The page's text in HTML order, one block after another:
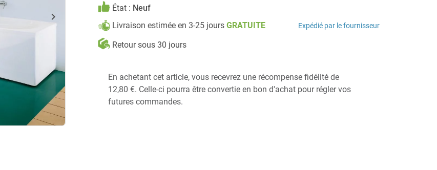
Suivant
keyboard_arrow_right
État : Neuf
Livraison estimée en 3-25 jours GRATUITE Expédié par le fournisseur
Retour sous 30 jours
En achetant cet article, vous recevrez une récompense fidélité de
12,80 €. Celle-ci pourra être convertie en bon d'achat pour régler vos
futures commandes.